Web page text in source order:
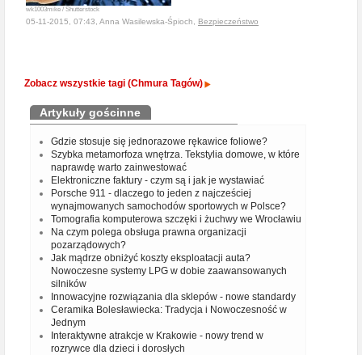
wk1003mike / Shutterstock
05-11-2015, 07:43, Anna Wasilewska-Śpioch, Bezpieczeństwo
Zobacz wszystkie tagi (Chmura Tagów)
Artykuły gościnne
Gdzie stosuje się jednorazowe rękawice foliowe?
Szybka metamorfoza wnętrza. Tekstylia domowe, w które
naprawdę warto zainwestować
Elektroniczne faktury - czym są i jak je wystawiać
Porsche 911 - dlaczego to jeden z najcześciej
wynajmowanych samochodów sportowych w Polsce?
Tomografia komputerowa szczęki i żuchwy we Wrocławiu
Na czym polega obsługa prawna organizacji
pozarządowych?
Jak mądrze obniżyć koszty eksploatacji auta?
Nowoczesne systemy LPG w dobie zaawansowanych
silników
Innowacyjne rozwiązania dla sklepów - nowe standardy
Ceramika Bolesławiecka: Tradycja i Nowoczesność w
Jednym
Interaktywne atrakcje w Krakowie - nowy trend w
rozrywce dla dzieci i dorosłych